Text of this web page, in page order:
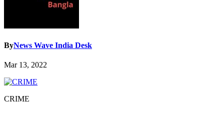
ByNews Wave India Desk
Mar 13, 2022
CRIME